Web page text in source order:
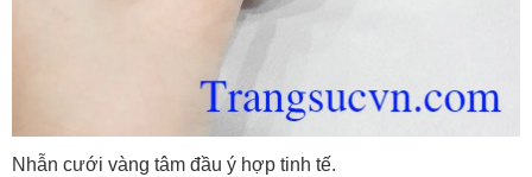
Nhẫn cưới vàng tâm đầu ý hợp tinh tế.